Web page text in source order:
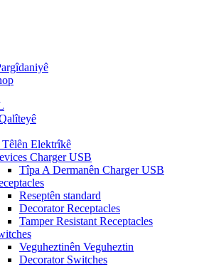
Elektrîkê
Charger USB
Tîpa A Dermanên Charger USB
Reseptên standard
Decorator Receptacles
Tamper Resistant Receptacles
Veguheztinên Veguheztin
Decorator Switches